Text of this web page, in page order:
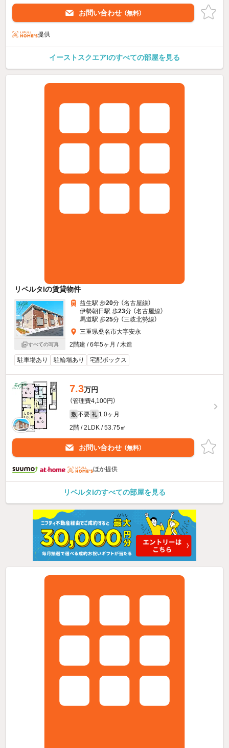
お問い合わせ （無料）
提供
イーストスクエアIのすべての部屋を見る
リベルタIの賃貸物件
すべての写真
益生駅 歩20分 （名古屋線）
伊勢朝日駅 歩23分 （名古屋線）
馬道駅 歩25分 （三岐北勢線）
三重県桑名市大字安永
2階建 / 6年5ヶ月 / 木造
駐車場あり 駐輪場あり 宅配ボックス
7.3万円
（管理費4,100円）
敷 不要 礼 1.0ヶ月
2階 / 2LDK / 53.75㎡
お問い合わせ （無料）
ほか提供
リベルタIのすべての部屋を見る